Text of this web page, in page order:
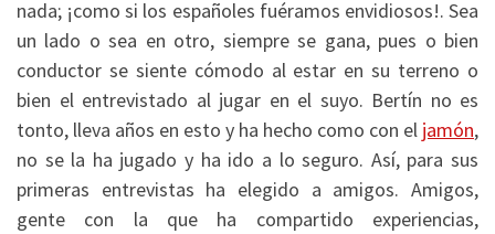
nada; ¡como si los españoles fuéramos envidiosos!. Sea
un lado o sea en otro, siempre se gana, pues o bien
conductor se siente cómodo al estar en su terreno o
bien el entrevistado al jugar en el suyo. Bertín no es
tonto, lleva años en esto y ha hecho como con el jamón,
no se la ha jugado y ha ido a lo seguro. Así, para sus
primeras entrevistas ha elegido a amigos. Amigos,
gente con la que ha compartido experiencias,